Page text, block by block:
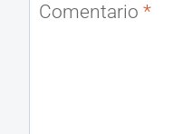
Comentario *